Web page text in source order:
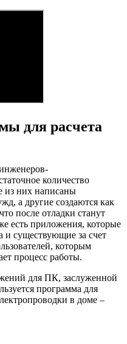
для расчета
количество
из них написаны
а другие создаются как
после отладки станут
есть приложения, которые
и существующие за счет
которым
процесс работы.
для ПК, заслуженной
программа для
в доме –